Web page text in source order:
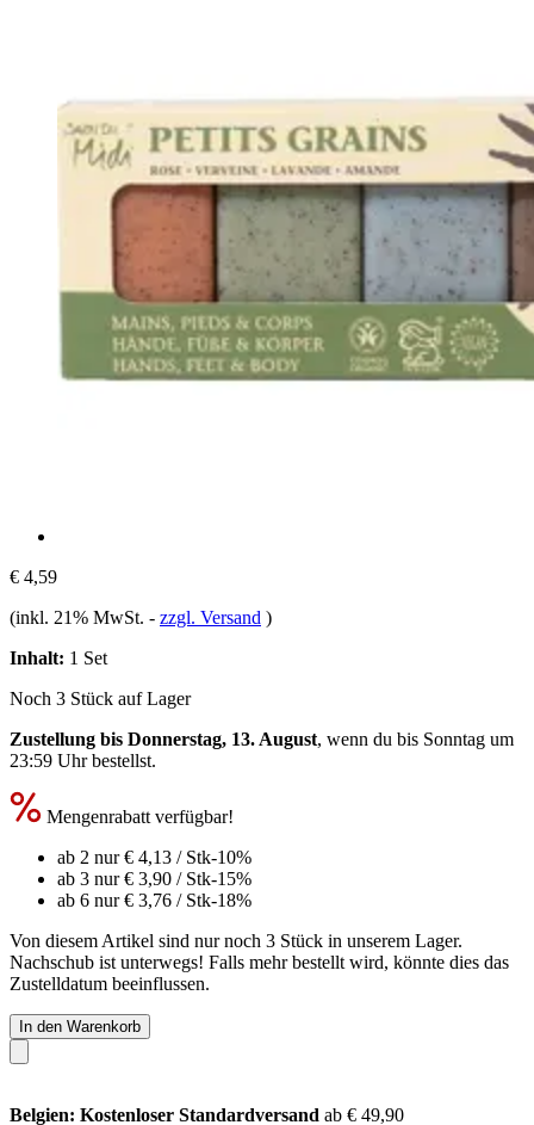
€ 4,59
(inkl. 21% MwSt. - zzgl. Versand )
Inhalt: 1 Set
Noch 3 Stück auf Lager
Zustellung bis Donnerstag, 13. August, wenn du bis Sonntag um
23:59 Uhrbestellst.
Mengenrabatt verfügbar!
ab 2 nur€ 4,13 / Stk-10%
ab 3 nur€ 3,90 / Stk-15%
ab 6 nur€ 3,76 / Stk-18%
Von diesem Artikel sind nur noch 3 Stück in unserem Lager.
Nachschub ist unterwegs! Falls mehr bestellt wird, könnte dies das
Zustelldatum beeinflussen.
In den Warenkorb
Belgien: Kostenloser Standardversand ab € 49,90